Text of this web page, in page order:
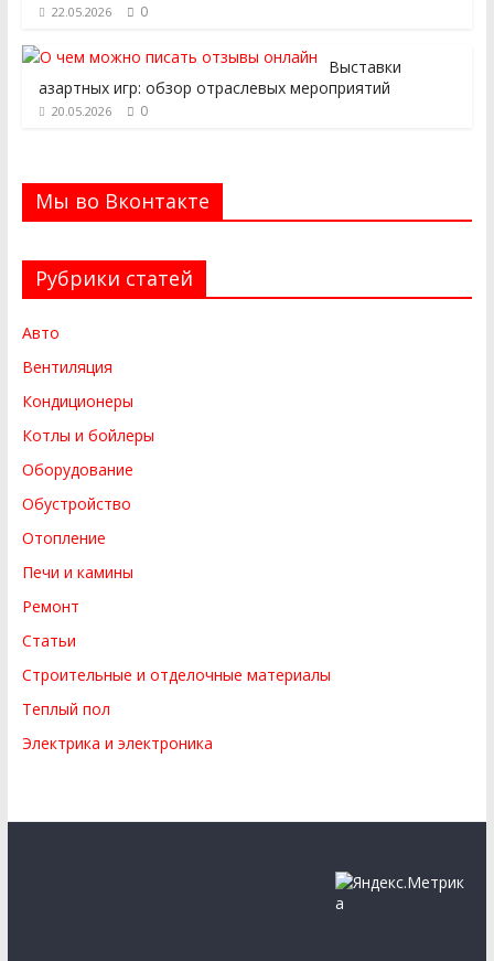
22.05.2026 0
Выставки
азартных игр: обзор отраслевых мероприятий
20.05.2026 0
Мы во Вконтакте
Рубрики статей
Авто
Вентиляция
Кондиционеры
Котлы и бойлеры
Оборудование
Обустройство
Отопление
Печи и камины
Ремонт
Статьи
Строительные и отделочные материалы
Теплый пол
Электрика и электроника